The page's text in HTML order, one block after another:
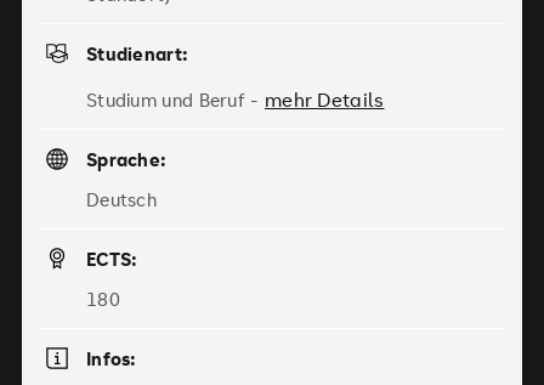
Studienart:
Studium und Beruf - mehr Details
Sprache:
Deutsch
ECTS:
180
Infos: